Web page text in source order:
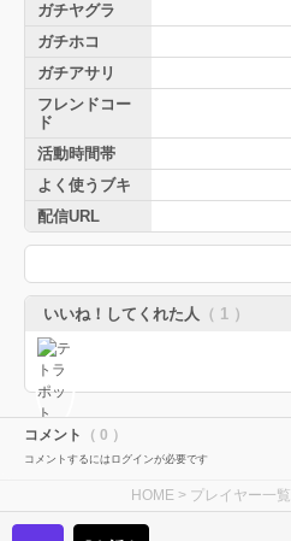
ガチヤグラ
ガチホコ
ガチアサリ
フレンドコー
ド
活動時間帯
よく使うブキ
配信URL
いいね！してくれた人 （ 1 ）
コメント （ 0 ）
コメントするにはログインが必要です
HOME > プレイヤー一覧